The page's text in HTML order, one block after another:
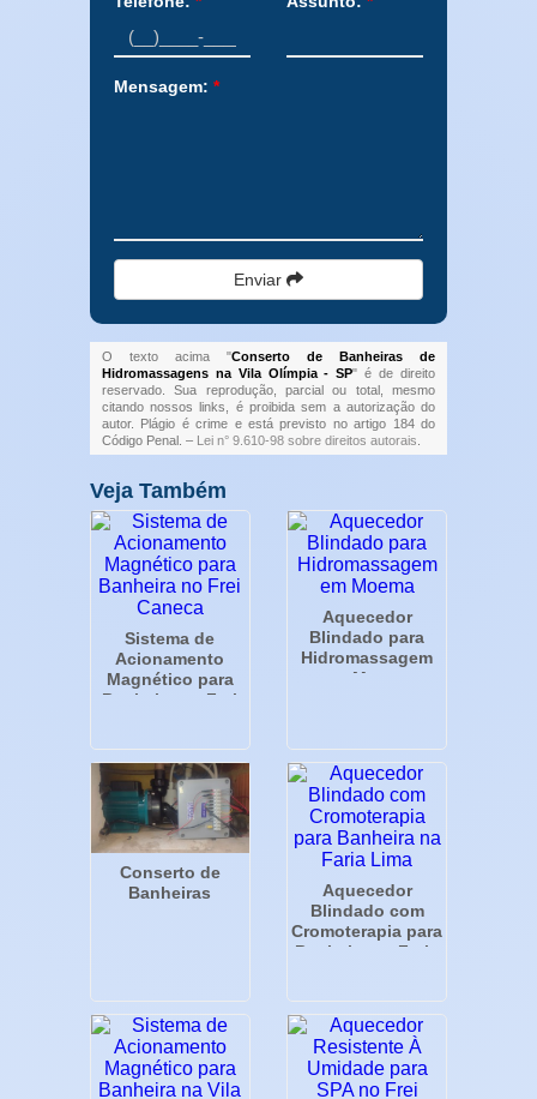
Mensagem: *
Enviar
O texto acima "Conserto de Banheiras de
Hidromassagens na Vila Olímpia - SP" é de direito
reservado. Sua reprodução, parcial ou total, mesmo
citando nossos links, é proibida sem a autorização do
autor. Plágio é crime e está previsto no artigo 184 do
Código Penal. –
Lei n° 9.610-98 sobre direitos autorais
Veja Também
Sistema de
Acionamento
Magnético para
Banheira no Frei
Aquecedor
Blindado para
Hidromassagem
em Moema
Conserto de
Banheiras
Aquecedor
Blindado com
Cromoterapia para
Banheira na Faria